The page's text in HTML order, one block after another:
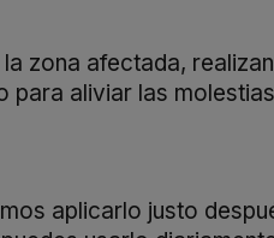
zona afectada,
aliviar las
aplicarlo justo